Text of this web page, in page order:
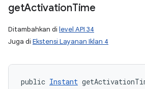
getActivationTime
Ditambahkan di level API 34
Juga di Ekstensi Layanan Iklan 4
public Instant